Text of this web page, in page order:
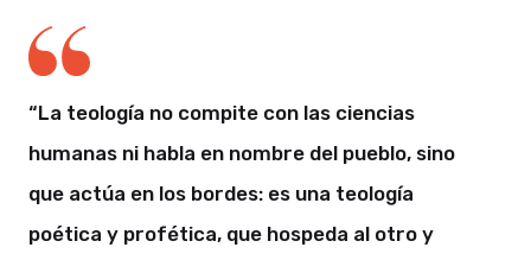
“La teología no compite con las ciencias
humanas ni habla en nombre del pueblo, sino
que actúa en los bordes: es una teología
poética y profética, que hospeda al otro y